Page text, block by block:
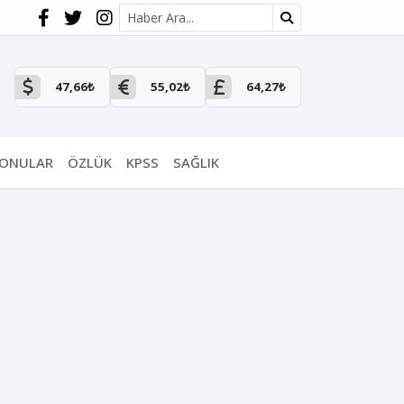
Site içi arama
47,66₺ 55,02₺ 64,27₺
ÖZLÜK KPSS SAĞLIK